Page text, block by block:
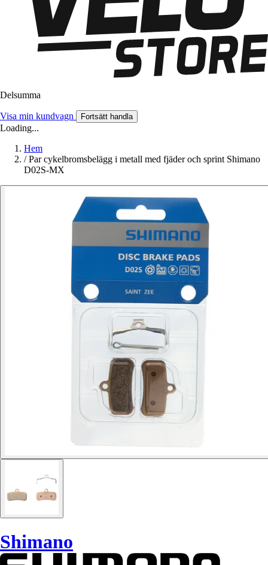
Delsumma
Visa min kundvagn Fortsätt handla
Loading...
Hem
/ Par cykelbromsbelägg i metall med fjäder och sprint Shimano
D02S-MX
Shimano